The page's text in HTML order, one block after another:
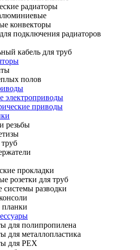
радиаторы
конвекторы
подключения радиаторов
кабель для труб
полов
электроприводы
приводы
резьбы
прокладки
розетки для труб
разводки
для полипропилена
для металлопластика
для PEX